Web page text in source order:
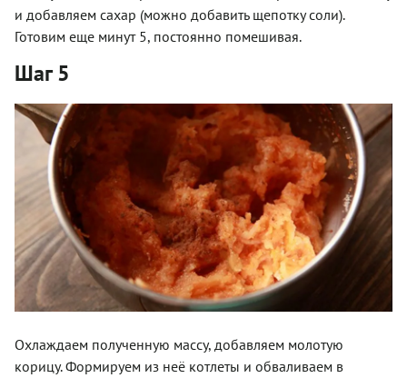
и добавляем сахар (можно добавить щепотку соли).
Готовим еще минут 5, постоянно помешивая.
Шаг 5
Охлаждаем полученную массу, добавляем молотую
корицу. Формируем из неё котлеты и обваливаем в